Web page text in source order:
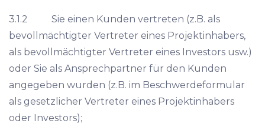
3.1.2 Sie einen Kunden vertreten (z.B. als
bevollmächtigter Vertreter eines Projektinhabers,
als bevollmächtigter Vertreter eines Investors usw.)
oder Sie als Ansprechpartner für den Kunden
angegeben wurden (z.B. im Beschwerdeformular
als gesetzlicher Vertreter eines Projektinhabers
oder Investors);